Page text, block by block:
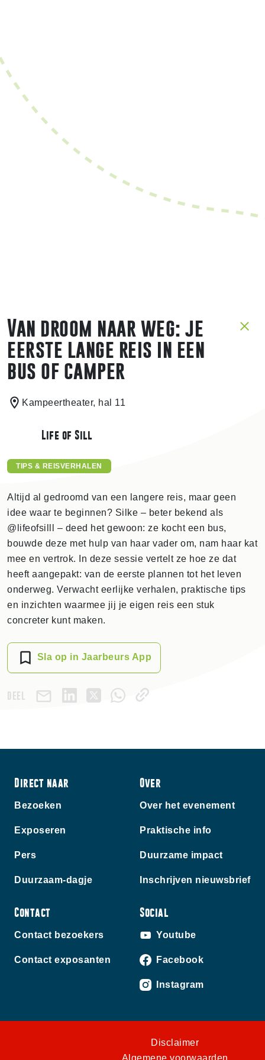
Van droom naar weg: je
eerste lange reis in een
bus of camper
Kampeertheater, hal 11
Life of Sill
TIPS & REISVERHALEN
Altijd al gedroomd van een langere reis, maar geen
idee waar te beginnen? Silke – beter bekend als
@lifeofsilll – deed het gewoon: ze kocht een bus,
bouwde deze met hulp van haar vader om, nam haar kat
mee en vertrok. In deze sessie vertelt ze hoe ze dat
heeft aangepakt: van de eerste plannen tot het leven
onderweg. Verwacht eerlijke verhalen, praktische tips
en inzichten waarmee jij je eigen reis een stuk
concreter kunt maken.
Sla op in Jaarbeurs App
DEEL
Direct naar
Bezoeken
Exposeren
Pers
Duurzaam-dagje
Over
Over het evenement
Praktische info
Duurzame impact
Inschrijven nieuwsbrief
Contact
Contact bezoekers
Contact exposanten
Social
Youtube
Facebook
Instagram
Disclaimer
Algemene voorwaarden